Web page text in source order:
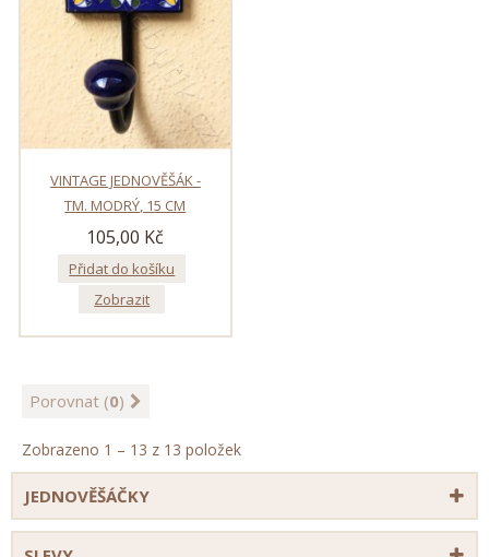
VINTAGE JEDNOVĚŠÁK -
TM. MODRÝ, 15 CM
105,00 Kč
Přidat do košíku
Zobrazit
Porovnat (0)
Zobrazeno 1 – 13 z 13 položek
JEDNOVĚŠÁČKY